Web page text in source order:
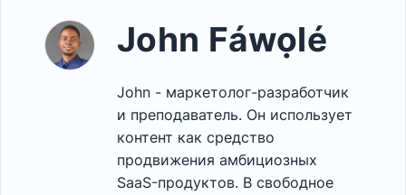
John Fáwọlé
John - маркетолог-разработчик
и преподаватель. Он использует
контент как средство
продвижения амбициозных
SaaS-продуктов. В свободное